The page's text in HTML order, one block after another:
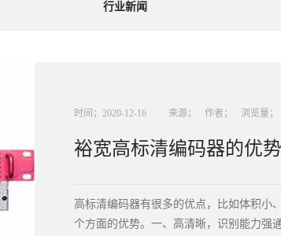
行业新闻
时间； 2020-12-16 来源； 作者； 浏览量；
裕宽高标清编码器的优势
高标清编码器有很多的优点，比如体积小
个方面的优势。一、高清晰，识别能力强